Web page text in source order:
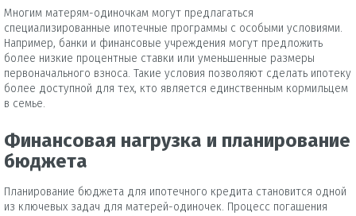
Многим матерям-одиночкам могут предлагаться
специализированные ипотечные программы с особыми условиями.
Например, банки и финансовые учреждения могут предложить
более низкие процентные ставки или уменьшенные размеры
первоначального взноса. Такие условия позволяют сделать ипотеку
более доступной для тех, кто является единственным кормильцем
в семье.
Финансовая нагрузка и планирование
бюджета
Планирование бюджета для ипотечного кредита становится одной
из ключевых задач для матерей-одиночек. Процесс погашения